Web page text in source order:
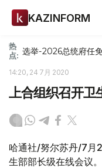
KAZINFORM
热
点: 选举-2026总统府任
14:20, 24 7月 2020
上合组织召开卫
哈通社/努尔苏丹/7月
生部部长级在线会议。